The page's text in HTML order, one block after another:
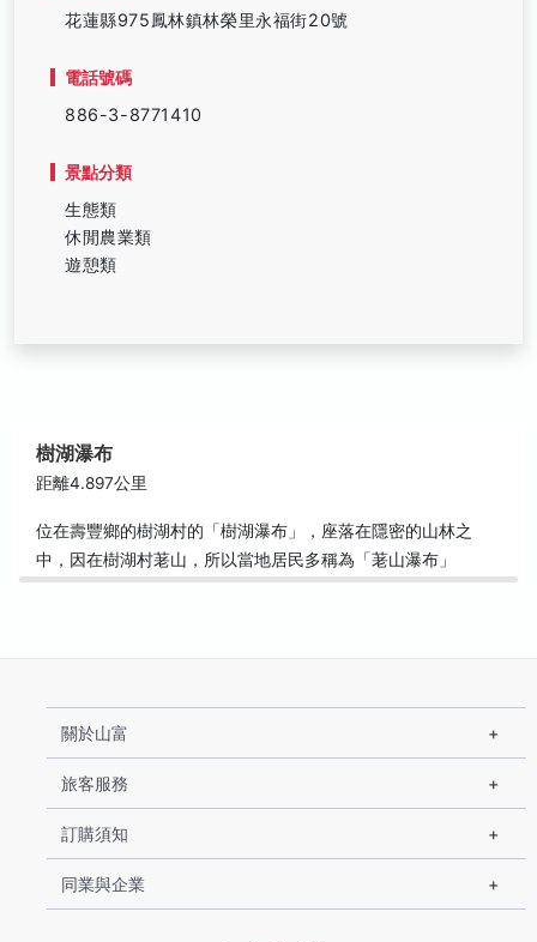
花蓮縣975鳳林鎮林榮里永福街20號
電話號碼
886-3-8771410
景點分類
生態類
休閒農業類
遊憩類
樹湖瀑布
距離4.897公里
位在壽豐鄉的樹湖村的「樹湖瀑布」，座落在隱密的山林之
中，因在樹湖村荖山，所以當地居民多稱為「荖山瀑布」
關於山富
旅客服務
訂購須知
同業與企業